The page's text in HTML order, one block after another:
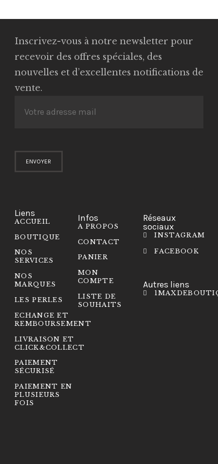
Inscrivez-vous à notre newsletter pour
recevoir des offres spéciales, des
nouvelles et d’excellentes notifications de
vente.
Liens
ACCUEIL
BOUTIQUE
NOS
SERVICES
NOS
MARQUES
LES PERLES
ECHANGE ET
REMBOURSEMENT
LIVRAISON ET
CLICK&COLLECT
PAIEMENT
SÉCURISÉ
PAIEMENT EN
PLUSIEURS
FOIS
Infos
A PROPOS
CONTACT
PANIER
MON
COMPTE
LISTE DE
SOUHAITS
Réseaux
sociaux
INSTAGRAM
FACEBOOK
Autres liens